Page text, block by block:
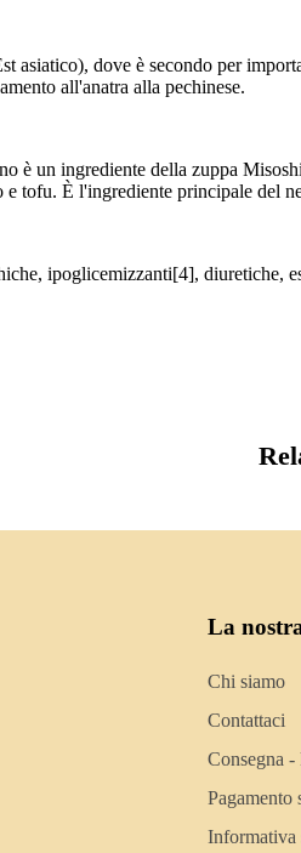
asiatico), dove è secondo per
all'anatra alla pechinese.
è un ingrediente della zuppa
tofu. È l'ingrediente principale
ipoglicemizzanti[4], diuretiche,
La
Chi siamo
Contattaci
Consegna -
Pagamento
Informativa